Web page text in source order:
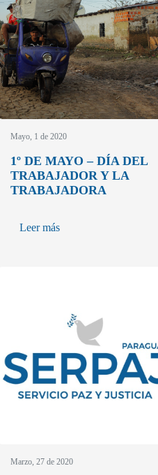
Mayo, 1 de 2020
1º DE MAYO – DÍA DEL
TRABAJADOR Y LA
TRABAJADORA
Leer más
Marzo, 27 de 2020